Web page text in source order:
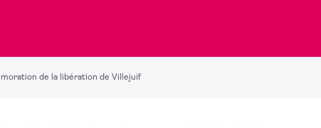
de la libération de Villejuif